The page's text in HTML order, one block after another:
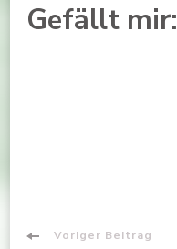
Gefällt mir:
Voriger Beitrag